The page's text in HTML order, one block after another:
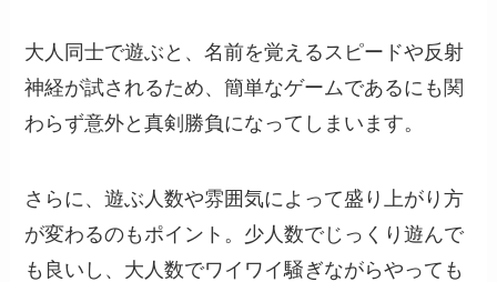
大人同士で遊ぶと、名前を覚えるスピードや反射
神経が試されるため、簡単なゲームであるにも関
わらず意外と真剣勝負になってしまいます。
さらに、遊ぶ人数や雰囲気によって盛り上がり方
が変わるのもポイント。少人数でじっくり遊んで
も良いし、大人数でワイワイ騒ぎながらやっても